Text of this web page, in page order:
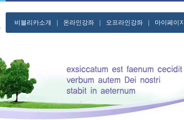
비블리카소개 | 온라인강좌 | 오프라인강좌 | 마이페이지